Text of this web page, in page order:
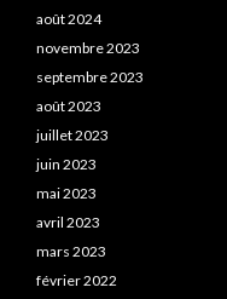
août 2024
novembre 2023
septembre 2023
août 2023
juillet 2023
juin 2023
mai 2023
avril 2023
mars 2023
février 2022